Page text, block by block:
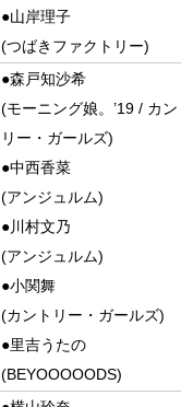
●山岸理子
(つばきファクトリー)
●森戸知沙希
(モーニング娘。’19 / カン
リー・ガールズ)
●中西香菜
(アンジュルム)
●川村文乃
(アンジュルム)
●小関舞
(カントリー・ガールズ)
●里吉うたの
(BEYOOOOODS)